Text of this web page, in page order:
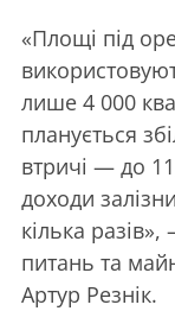
«Площі під
лише 4 000
планується
втричі — до
доходи
кілька
питань та
Артур Резнік.